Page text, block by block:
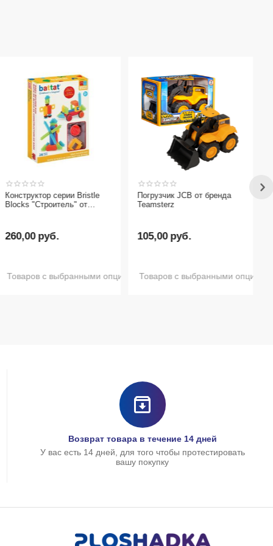
Конструктор серии Bristle
Blocks "Строитель" от
260,00 руб.
Товаров с выбранными опциями нет в наличии
Погрузчик JCB от бренда
Teamsterz
105,00 руб.
Товаров с выбранными опциями
Возврат товара в течение 14 дней
У вас есть 14 дней, для того чтобы протестировать
вашу покупку